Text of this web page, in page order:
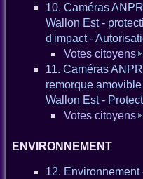
10. Caméras
Wallon Est -
d'impact -
Votes citoyens
11. Caméras
remorque
Wallon Est -
Votes citoyens
ENVIRONNEMENT
12.